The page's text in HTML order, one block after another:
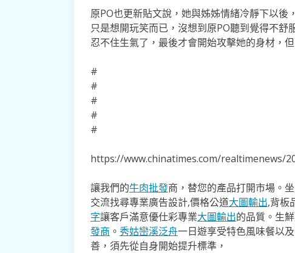
原PO也更新貼文說，她與姊姊情緒冷靜下以
只是想開玩笑而已，沒想到原PO聽到覺得不
忍不住生氣了，最後才會開始攻擊她的身材，
#
#
#
#
#
https://www.chinatimes.com/realtimenews/
讓我們的牛肉批發商，替您的產品打開市場。
交流找尋專業廣告設計,價格公道大圖輸出,背板
字讓客戶滿意優仕彩專業大圖輸出的品質。生
發商 。 秀姑巒溪泛舟一日遊享受特色風味餐以
善，須先從自身開始提升標準，